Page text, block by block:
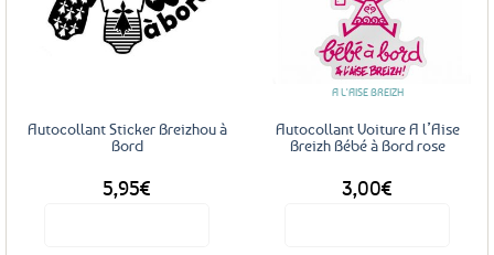
Ajouter
Autocollant Sticker Breizhou à
Bord
5,95€
A L'AISE BREIZH
Autocollant Voiture A l’Aise
Breizh Bébé à Bord rose
3,00€